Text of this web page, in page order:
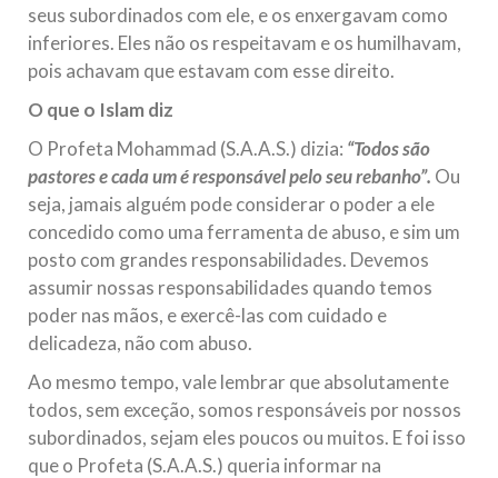
seus subordinados com ele, e os enxergavam como
inferiores. Eles não os respeitavam e os humilhavam,
pois achavam que estavam com esse direito.
O que o Islam diz
O Profeta Mohammad (S.A.A.S.) dizia: “Todos são
pastores e cada um é responsável pelo seu rebanho”. Ou
seja, jamais alguém pode considerar o poder a ele
concedido como uma ferramenta de abuso, e sim um
posto com grandes responsabilidades. Devemos
assumir nossas responsabilidades quando temos
poder nas mãos, e exercê-las com cuidado e
delicadeza, não com abuso.
Ao mesmo tempo, vale lembrar que absolutamente
todos, sem exceção, somos responsáveis por nossos
subordinados, sejam eles poucos ou muitos. E foi isso
que o Profeta (S.A.A.S.) queria informar na